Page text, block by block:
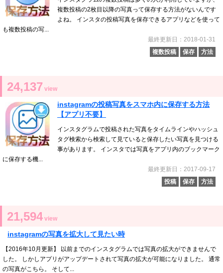
複数投稿の2枚目以降の写真って保存する方法がないんです
よね。 インスタの投稿写真を保存できるアプリなどを使って
も複数投稿の写...
最終更新日：2018-01-31
複数投稿
保存 方法
24,137 view
instagramの投稿写真をスマホ内に保存する方法
【アプリ不要】
インスタグラムで投稿された写真をタイムラインやハッシュ
タグ検索から検索して見ていると保存したい写真を見つける
事があります。 インスタでは写真をアプリ内のブックマーク
に保存する機...
最終更新日：2017-09-17
投稿
保存 方法
21,594 view
instagramの写真を拡大して見たい時
【2016年10月更新】 以前までのインスタグラムでは写真の拡大ができませんで
した。 しかしアプリがアップデートされて写真の拡大が可能になりました。 通常
の写真がこちら。 そして...